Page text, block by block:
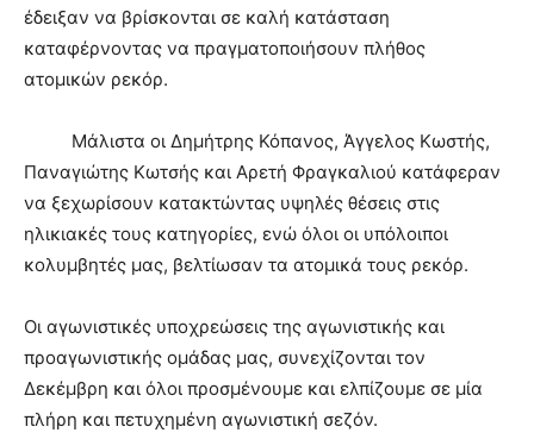
έδειξαν να βρίσκονται σε καλή κατάσταση
καταφέρνοντας να πραγματοποιήσουν πλήθος
ατομικών ρεκόρ.
Μάλιστα οι Δημήτρης Κόπανος, Άγγελος Κωστής,
Παναγιώτης Κωτσής και Αρετή Φραγκαλιού κατάφεραν
να ξεχωρίσουν κατακτώντας υψηλές θέσεις στις
ηλικιακές τους κατηγορίες, ενώ όλοι οι υπόλοιποι
κολυμβητές μας, βελτίωσαν τα ατομικά τους ρεκόρ.
Οι αγωνιστικές υποχρεώσεις της αγωνιστικής και
προαγωνιστικής ομάδας μας, συνεχίζονται τον
Δεκέμβρη και όλοι προσμένουμε και ελπίζουμε σε μία
πλήρη και πετυχημένη αγωνιστική σεζόν.